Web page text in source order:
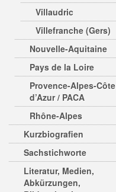
Villaudric
Villefranche (Gers)
Nouvelle-Aquitaine
Pays de la Loire
Provence-Alpes-Côte
d’Azur / PACA
Rhône-Alpes
Kurzbiografien
Sachstichworte
Literatur, Medien,
Abkürzungen,